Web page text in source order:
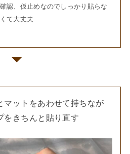
認、仮止めなのでしっかり貼らな
くて大丈夫
マットをあわせて持ちなが
をきちんと貼り直す